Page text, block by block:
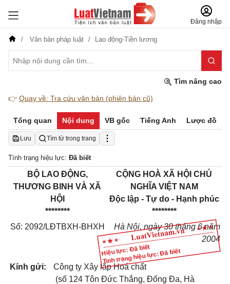
Đăng nhập
Văn bản pháp luật Lao động-Tiền lương
Tìm nâng cao
👉 Quay về: Tra cứu văn bản (phiên bản cũ)
Tổng quan Nội dung VB gốc Tiếng Anh Lược đồ
Lưu Tìm từ trong trang
Tình trạng hiệu lực: Đã biết
Hiệu lực: Đã biết
Tình trạng hiệu lực: Đã biết
BỘ LAO ĐỘNG,
THƯƠNG BINH VÀ XÃ
HỘI
********
CỘNG HOÀ XÃ HỘI CHỦ
NGHĨA VIỆT NAM
Độc lập - Tự do - Hạnh phúc
********
Số: 2092/LĐTBXH-BHXH
Hà Nội, ngày 30 tháng 6 năm
2004
Kính gửi:
Công ty Xây lắp Hoá chất
(số 124 Tôn Đức Thắng, Đống Đa, Hà